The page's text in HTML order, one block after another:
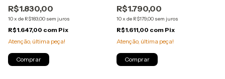
R$1.830,00
10x de R$183,00 sem juros
R$1.647,00 com Pix
Atenção, última peça!
Comprar
echarpe - Rosa Pink
R$1.790,00
10x de R$179,00 sem juros
R$1.611,00 com Pix
Atenção, última peça!
Comprar